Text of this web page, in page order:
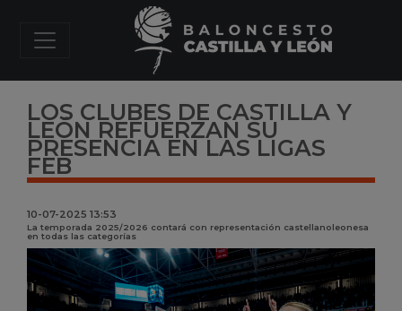
LOS CLUBES DE CASTILLA Y
LEÓN REFUERZAN SU
PRESENCIA EN LAS LIGAS
FEB
10-07-2025 13:53
La temporada 2025/2026 contará con representación castellanoleonesa
en todas las categorías